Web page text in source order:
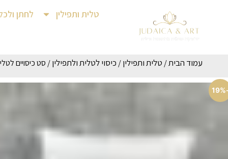
טלית ותפילין לחתן
עמוד הבית/ טלית ותפילין/ כיסוי לטלית ולתפילין/ סט כיסויים
-